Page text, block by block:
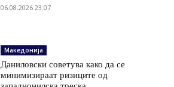
06.08.2026 23:07
Македонија
Даниловски советува како да се
минимизираат ризиците од